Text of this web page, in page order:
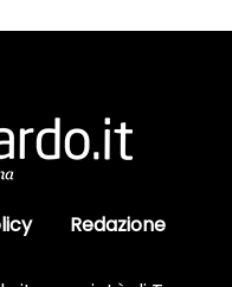
Redazione